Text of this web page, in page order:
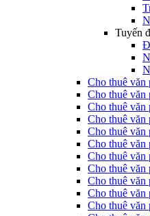
Tuyến
Cho thuê
Cho thuê
Cho thuê
Cho thuê
Cho thuê văn
Cho thuê văn
Cho thuê
Cho thuê
Cho thuê
Cho thuê văn
Cho thuê